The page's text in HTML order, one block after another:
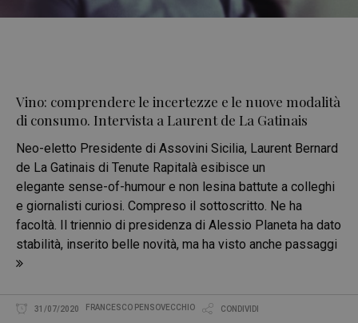
Vino: comprendere le incertezze e le nuove modalità
di consumo. Intervista a Laurent de La Gatinais
Neo-eletto Presidente di Assovini Sicilia, Laurent Bernard
de La Gatinais di Tenute Rapitalà esibisce un
elegante sense-of-humour e non lesina battute a colleghi
e giornalisti curiosi. Compreso il sottoscritto. Ne ha
facoltà. Il triennio di presidenza di Alessio Planeta ha dato
stabilità, inserito belle novità, ma ha visto anche passaggi
31/07/2020 FRANCESCO PENSOVECCHIO CONDIVIDI